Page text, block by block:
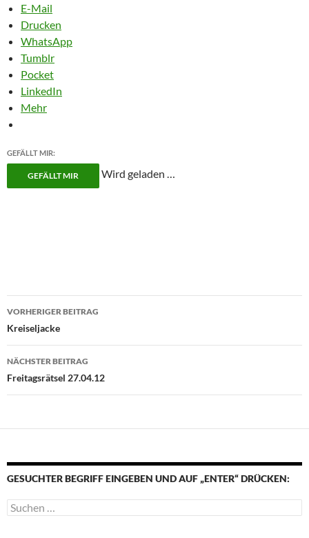
E-Mail
Drucken
WhatsApp
Tumblr
Pocket
LinkedIn
Mehr
GEFÄLLT MIR:
GEFÄLLT MIR Wird geladen …
Beitragsnavigation
VORHERIGER BEITRAG
Kreiseljacke
NÄCHSTER BEITRAG
Freitagsrätsel 27.04.12
GESUCHTER BEGRIFF EINGEBEN UND AUF „ENTER“ DRÜCKEN:
Suchen
nach: